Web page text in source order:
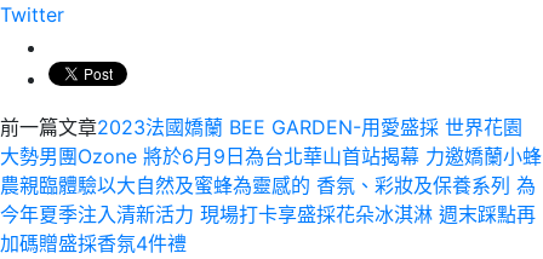
Twitter
前一篇文章2023法國嬌蘭 BEE GARDEN-用愛盛採 世界花園
大勢男團Ozone 將於6月9日為台北華山首站揭幕 力邀嬌蘭小蜂
農親臨體驗以大自然及蜜蜂為靈感的 香氛、彩妝及保養系列 為
今年夏季注入清新活力 現場打卡享盛採花朵冰淇淋 週末踩點再
加碼贈盛採香氛4件禮